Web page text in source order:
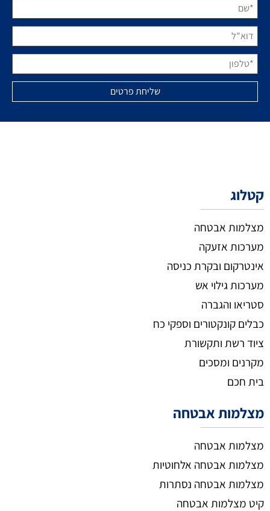
קטלוג
מצלמות אבטחה
מערכות אזעקה
אינטרקום ובקרת כניסה
מערכות גילוי אש
סטריאו והגברה
כבלים קונקטורים וספקי כח
ציוד רשת ותקשורת
מקרנים ומסכים
בית חכם
מצלמות אבטחה
מצלמות אבטחה
מצלמות אבטחה אלחוטיות
מצלמות אבטחה נסתרות
קיט מצלמות אבטחה